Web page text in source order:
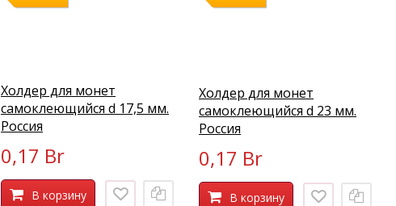
Холдер для монет
самоклеющийся d 17,5 мм.
Россия
0,17 Br
В корзину
Холдер для монет
самоклеющийся d 23 мм.
Россия
0,17 Br
В корзину